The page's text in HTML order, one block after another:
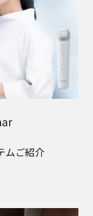
ムご紹介